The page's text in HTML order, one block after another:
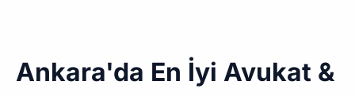
Ankara'da En İyi Avukat &